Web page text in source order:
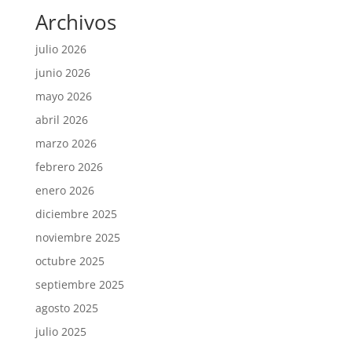
Archivos
julio 2026
junio 2026
mayo 2026
abril 2026
marzo 2026
febrero 2026
enero 2026
diciembre 2025
noviembre 2025
octubre 2025
septiembre 2025
agosto 2025
julio 2025